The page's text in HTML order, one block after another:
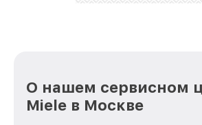
О нашем сервисном
Miele в Москве